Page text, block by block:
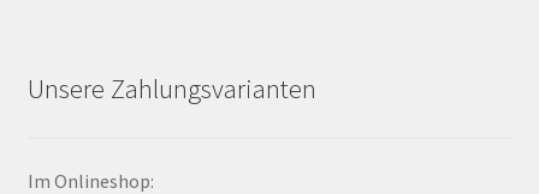
Unsere Zahlungsvarianten
Im Onlineshop: